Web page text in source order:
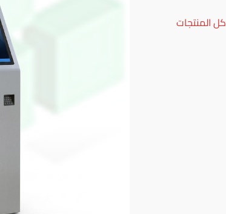
كل المنتجات